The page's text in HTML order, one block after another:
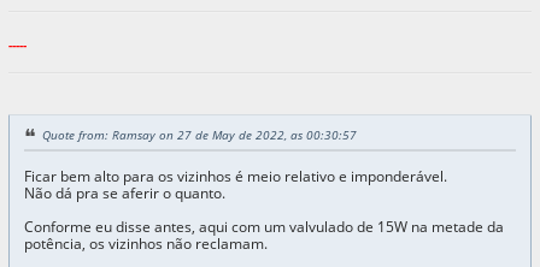
-----
Quote from: Ramsay on 27 de May de 2022, as 00:30:57
Ficar bem alto para os vizinhos é meio relativo e imponderável.
Não dá pra se aferir o quanto.
Conforme eu disse antes, aqui com um valvulado de 15W na metade da
potência, os vizinhos não reclamam.